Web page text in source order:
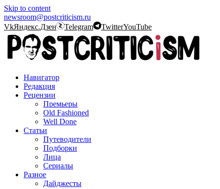
Skip to content
newsroom@postcriticism.ru
VkЯндекс.Дзен Telegram TwitterYouTube
Навигатор
Редакция
Рецензии
Премьеры
Old Fashioned
Well Done
Статьи
Путеводители
Подборки
Лица
Сериалы
Разное
Дайджесты